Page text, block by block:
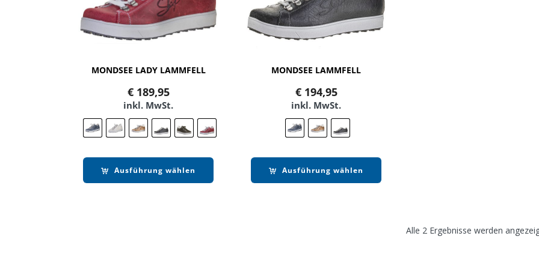
MONDSEE LADY LAMMFELL
€189,95
inkl. MwSt.
Ausführung wählen
MONDSEE LAMMFELL
€194,95
inkl. MwSt.
Ausführung wählen
Alle 2 Ergebnisse werden